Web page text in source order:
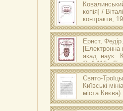
копія] /
контракти,
Ернст, Федір.
[Електронна
акад. наук :
С. 1-116 :
Свято-
Київські
міста Києва).